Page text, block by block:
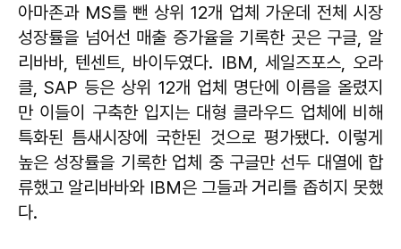
아마존과 MS를 뺀 상위 12개 업체 가운데 전체 시장
성장률을 넘어선 매출 증가율을 기록한 곳은 구글, 알
리바바, 텐센트, 바이두였다. IBM, 세일즈포스, 오라
클, SAP 등은 상위 12개 업체 명단에 이름을 올렸지
만 이들이 구축한 입지는 대형 클라우드 업체에 비해
특화된 틈새시장에 국한된 것으로 평가됐다. 이렇게
높은 성장률을 기록한 업체 중 구글만 선두 대열에 합
류했고 알리바바와 IBM은 그들과 거리를 좁히지 못했
다.